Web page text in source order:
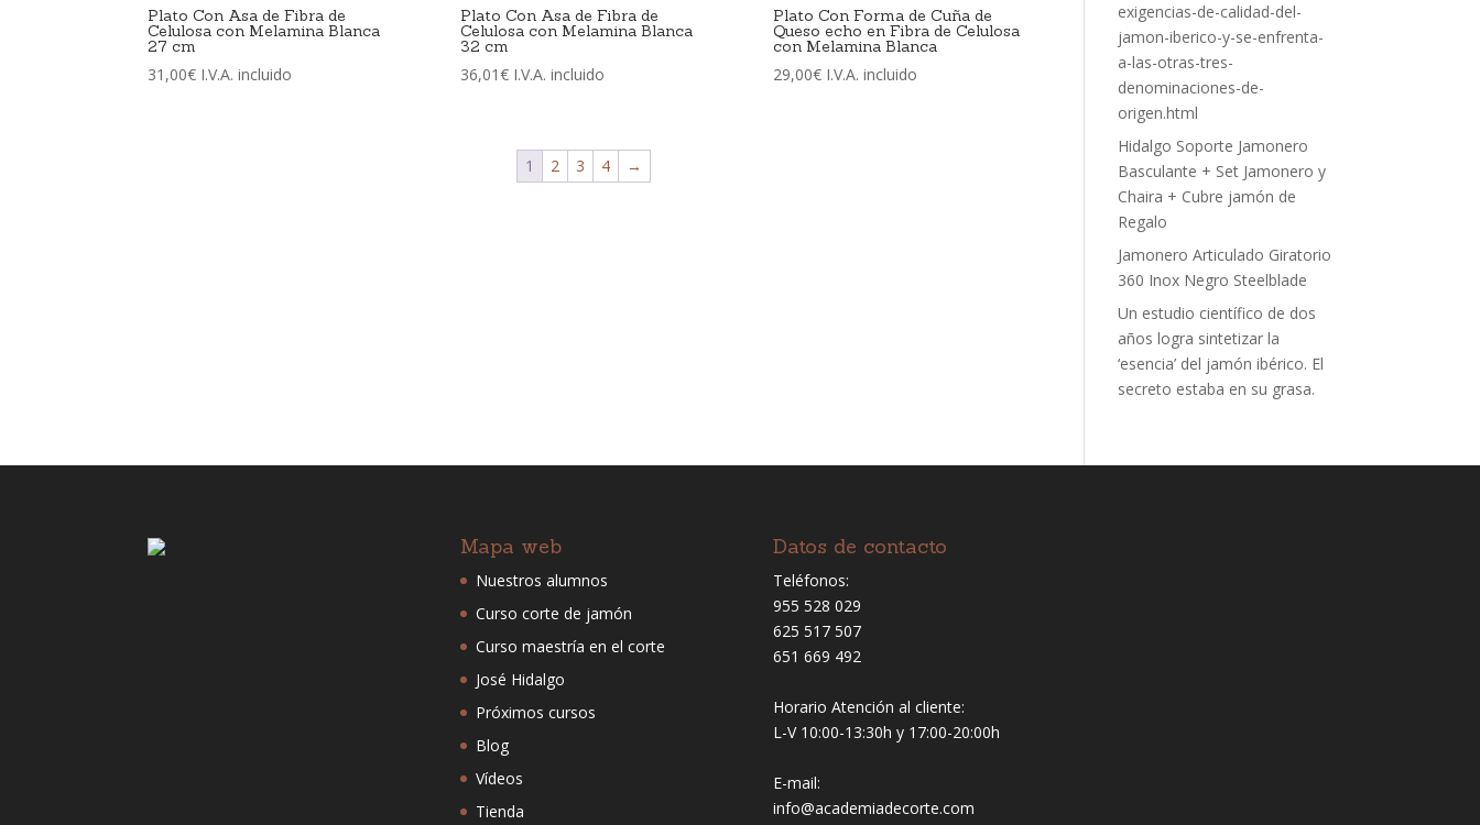
Plato Con Asa de Fibra de
Celulosa con Melamina Blanca
27 cm
31,00€ I.V.A. incluido
Plato Con Asa de Fibra de
Celulosa con Melamina Blanca
32 cm
36,01€ I.V.A. incluido
Plato Con Forma de Cuña de
Queso echo en Fibra de Celulosa
con Melamina Blanca
29,00€ I.V.A. incluido
1 2 3 4 →
exigencias-de-calidad-del-
jamon-iberico-y-se-enfrenta-
a-las-otras-tres-
denominaciones-de-
origen.html
Hidalgo Soporte Jamonero
Basculante + Set Jamonero y
Chaira + Cubre jamón de
Regalo
Jamonero Articulado Giratorio
360 Inox Negro Steelblade
Un estudio científico de dos
años logra sintetizar la
‘esencia’ del jamón ibérico. El
secreto estaba en su grasa.
Mapa web
Nuestros alumnos
Curso corte de jamón
Curso maestría en el corte
José Hidalgo
Próximos cursos
Blog
Vídeos
Tienda
Datos de contacto
Teléfonos:
955 528 029
625 517 507
651 669 492
Horario Atención al cliente:
L-V 10:00-13:30h y 17:00-20:00h
E-mail:
info@academiadecorte.com